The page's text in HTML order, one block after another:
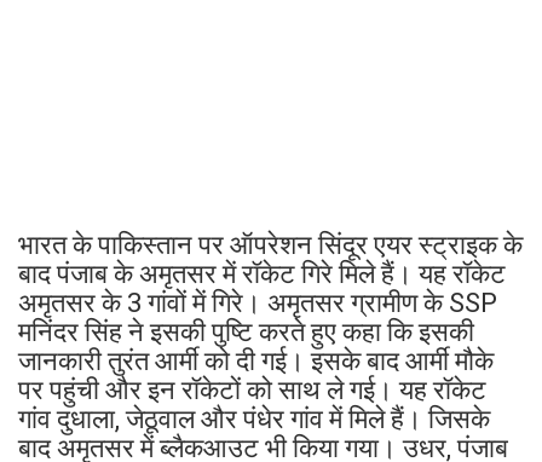
भारत के पाकिस्तान पर ऑपरेशन सिंदूर एयर स्ट्राइक के
बाद पंजाब के अमृतसर में रॉकेट गिरे मिले हैं। यह रॉकेट
अमृतसर के 3 गांवों में गिरे। अमृतसर ग्रामीण के SSP
मनिंदर सिंह ने इसकी पुष्टि करते हुए कहा कि इसकी
जानकारी तुरंत आर्मी को दी गई। इसके बाद आर्मी मौके
पर पहुंची और इन रॉकेटों को साथ ले गई। यह रॉकेट
गांव दुधाला, जेठूवाल और पंधेर गांव में मिले हैं। जिसके
बाद अमृतसर में ब्लैकआउट भी किया गया। उधर, पंजाब